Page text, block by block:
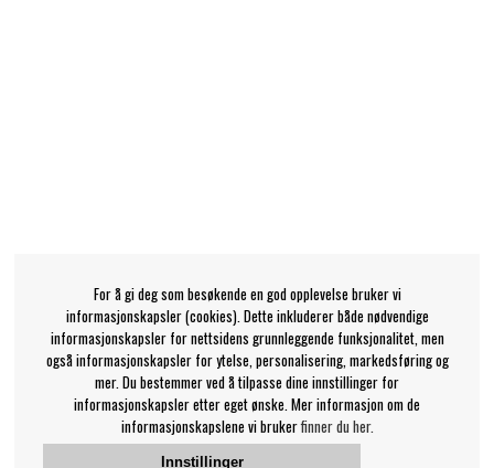
For å gi deg som besøkende en god opplevelse bruker vi
informasjonskapsler (cookies). Dette inkluderer både nødvendige
informasjonskapsler for nettsidens grunnleggende funksjonalitet, men
også informasjonskapsler for ytelse, personalisering, markedsføring og
mer. Du bestemmer ved å tilpasse dine innstillinger for
informasjonskapsler etter eget ønske. Mer informasjon om de
informasjonskapslene vi brukerfinner du her.
Innstillinger